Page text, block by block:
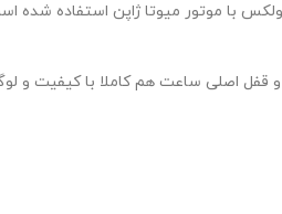
با موتور میوتا ژاپن استفاده شده
اصلی ساعت هم کاملا با کیفیت و